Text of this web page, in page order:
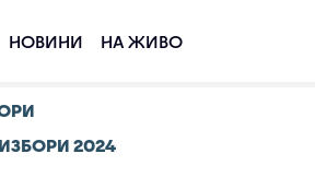
НОВИНИ НА ЖИВО
2024